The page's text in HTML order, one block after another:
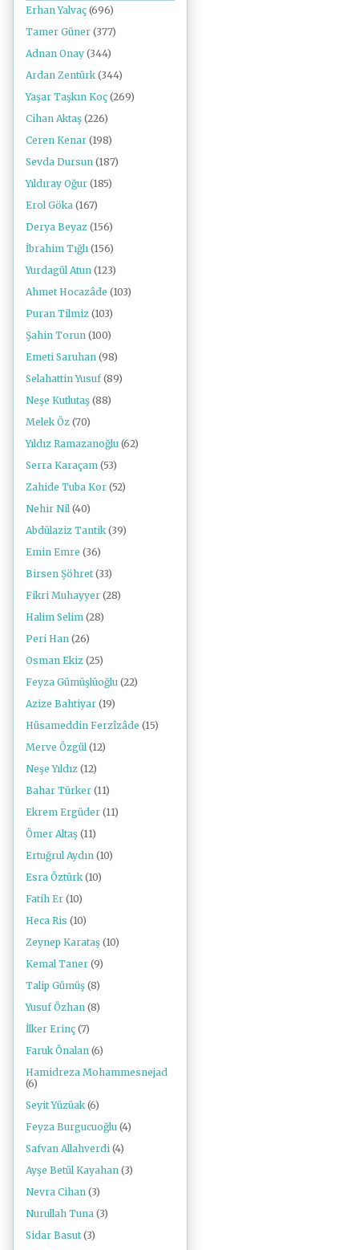
Erhan Yalvaç (696)
Tamer Güner (377)
Adnan Onay (344)
Ardan Zentürk (344)
Yaşar Taşkın Koç (269)
Cihan Aktaş (226)
Ceren Kenar (198)
Sevda Dursun (187)
Yıldıray Oğur (185)
Erol Göka (167)
Derya Beyaz (156)
İbrahim Tığlı (156)
Yurdagül Atun (123)
Ahmet Hocazâde (103)
Puran Tilmiz (103)
Şahin Torun (100)
Emeti Saruhan (98)
Selahattin Yusuf (89)
Neşe Kutlutaş (88)
Melek Öz (70)
Yıldız Ramazanoğlu (62)
Serra Karaçam (53)
Zahide Tuba Kor (52)
Nehir Nil (40)
Abdülaziz Tantik (39)
Emin Emre (36)
Birsen Şöhret (33)
Fikri Muhayyer (28)
Halim Selim (28)
Peri Han (26)
Osman Ekiz (25)
Feyza Gümüşlüoğlu (22)
Azize Bahtiyar (19)
Hüsameddin Ferzîzâde (15)
Merve Özgül (12)
Neşe Yıldız (12)
Bahar Türker (11)
Ekrem Ergüder (11)
Ömer Altaş (11)
Ertuğrul Aydın (10)
Esra Öztürk (10)
Fatih Er (10)
Heca Ris (10)
Zeynep Karataş (10)
Kemal Taner (9)
Talip Gümüş (8)
Yusuf Özhan (8)
İlker Erinç (7)
Faruk Önalan (6)
Hamidreza Mohammesnejad
(6)
Seyit Yüzüak (6)
Feyza Burgucuoğlu (4)
Safvan Allahverdi (4)
Ayşe Betül Kayahan (3)
Nevra Cihan (3)
Nurullah Tuna (3)
Sidar Basut (3)